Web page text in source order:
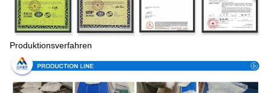
Produktionsverfahren